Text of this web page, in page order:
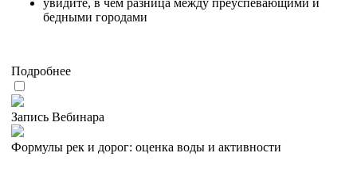
увидите, в чем разница между преуспевающими и
бедными городами
Подробнее
Запись Вебинара
Формулы рек и дорог: оценка воды и активности